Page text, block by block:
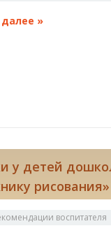
»
у детей
рисования»
воспитателя